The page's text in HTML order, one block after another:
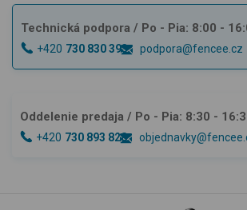
Technická podpora / Po - Pia: 8:00 -
+420 730 830 393 podpora@fencee.cz
Oddelenie predaja / Po - Pia: 8:30 -
+420 730 893 828